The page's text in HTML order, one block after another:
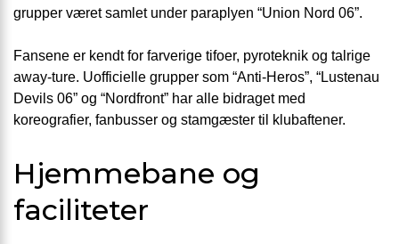
grupper været samlet under paraplyen “Union Nord 06”.
Fansene er kendt for farverige tifoer, pyroteknik og talrige
away-ture. Uofficielle grupper som “Anti-Heros”, “Lustenau
Devils 06” og “Nordfront” har alle bidraget med
koreografier, fanbusser og stamgæster til klubaftener.
Hjemmebane og
faciliteter